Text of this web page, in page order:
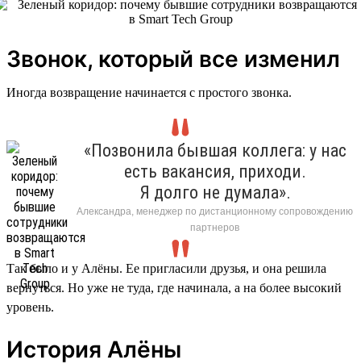
Звонок, который все изменил
Иногда возвращение начинается с простого звонка.
«Позвонила бывшая коллега: у нас
есть вакансия, приходи.
Я долго не думала».
Александра, менеджер по дистанционному сопровождению
партнеров
Так было и у Алёны. Ее пригласили друзья, и она решила
вернуться. Но уже не туда, где начинала, а на более высокий
уровень.
История Алёны